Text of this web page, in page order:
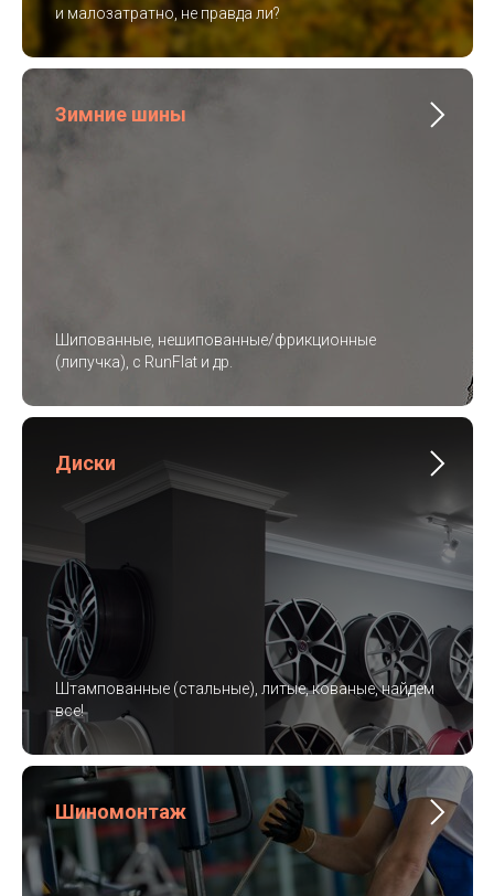
и малозатратно, не правда ли?
Зимние шины
Шипованные, нешипованные/фрикционные
(липучка), с RunFlat и др.
Диски
Штампованные (стальные), литые, кованые, найдем
все!
Шиномонтаж